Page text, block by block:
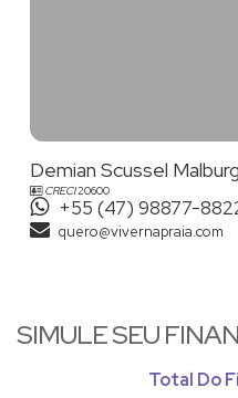
auxiliam nos atendimentos.
Venha conhecer a
Demian Scussel Malburg
CRECI20600
+55 (47) 98877-
quero@vivernapraia.com
SIMULE SEU
Total Do